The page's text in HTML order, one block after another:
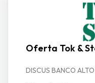
Oferta Tok &
DISCUS BANCO ALTO